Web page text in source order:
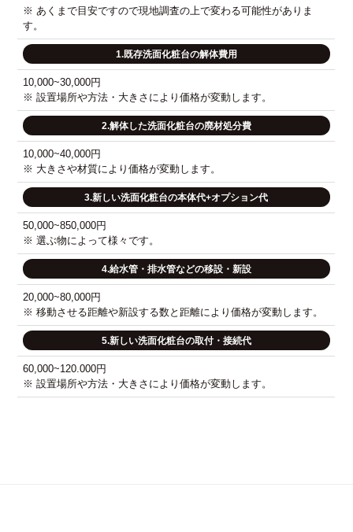
※ あくまで目安ですので現地調査の上で変わる可能性がありま
す。
1.既存洗面化粧台の解体費用
10,000~30,000円
※ 設置場所や方法・大きさにより価格が変動します。
2.解体した洗面化粧台の廃材処分費
10,000~40,000円
※ 大きさや材質により価格が変動します。
3.新しい洗面化粧台の本体代+オプション代
50,000~850,000円
※ 選ぶ物によって様々です。
4.給水管・排水管などの移設・新設
20,000~80,000円
※ 移動させる距離や新設する数と距離により価格が変動します。
5.新しい洗面化粧台の取付・接続代
60,000~120.000円
※ 設置場所や方法・大きさにより価格が変動します。